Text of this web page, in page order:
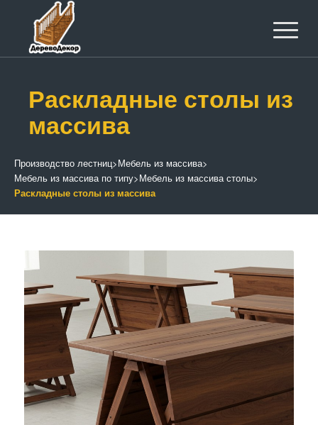
Раскладные столы из
массива
Производство лестниц>Мебель из массива>
Мебель из массива по типу>Мебель из массива столы>
Раскладные столы из массива